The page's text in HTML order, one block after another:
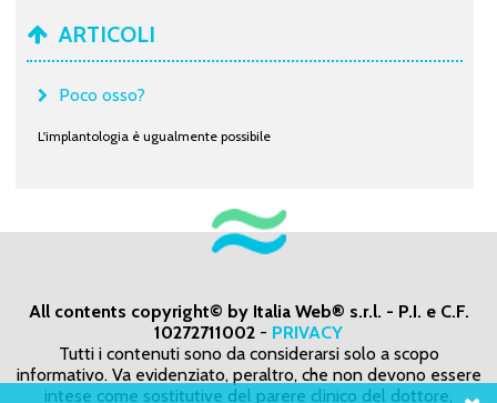
ARTICOLI
Poco osso?
L'implantologia è ugualmente possibile
All contents copyright© by Italia Web® s.r.l. - P.I. e C.F.
10272711002 - PRIVACY
Tutti i contenuti sono da considerarsi solo a scopo
informativo. Va evidenziato, peraltro, che non devono essere
intese come sostitutive del parere clinico del dottore,